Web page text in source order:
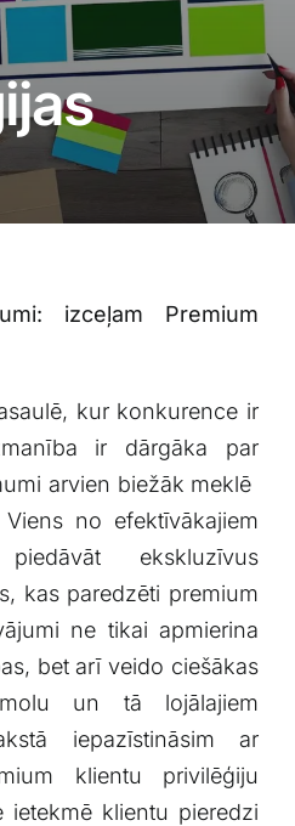
izceļam Premium
kur ‌konkurence⁢ ir
ir dārgāka par
arvien biežāk meklē
no efektīvākajiem
ekskluzīvus
kas paredzēti premium
ne ‌tikai apmierina
⁣bet arī veido ciešākas
un tā‍ lojālajiem
iepazīstināsim ar
klientu privilēģiju
klientu pieredzi